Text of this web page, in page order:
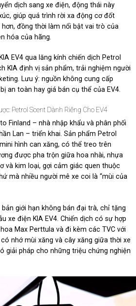
dịch sang xe điện, động thái này
giúp quá trình rời xa động cơ đốt
đồng thời làm nổi bật vai trò của
hóa của hãng.
EV4 qua lăng kính chiến dịch Petrol
KIA định vị sản phẩm, trải nghiệm người
Lưu ý: nguồn không cung cấp
an toàn hay giá bán cụ thể của EV4.
Petrol Scent Dành Riêng Cho EV4
Finland – nhà nhập khẩu và phân phối
Lan – triển khai. Sản phẩm Petrol
hình can xăng, có thể treo trên
được pha trộn giữa hoa nhài, nhựa
và kim loại, gợi cảm giác quen thuộc
mà nhiều người mê xe coi là “mùi của
giới hạn không bán đại trà, chỉ tặng
xe điện KIA EV4. Chiến dịch có sự hợp
Max Perttula và đi kèm các TVC với
nhớ mùi xăng và cây xăng giữa thời xe
giải pháp cho những triệu chứng nghiện